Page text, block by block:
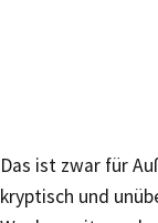
Das ist zwar für
kryptisch und